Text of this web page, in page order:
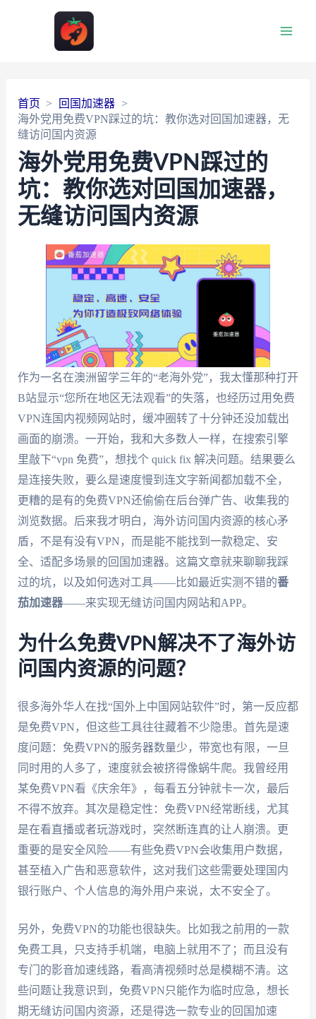
首页
回国加速器
海外党用免费VPN踩过的坑：教你选对回国加速器，无
缝访问国内资源
海外党用免费VPN踩过的
坑：教你选对回国加速器，
无缝访问国内资源
作为一名在澳洲留学三年的“老海外党”，我太懂那种打开
B站显示“您所在地区无法观看”的失落，也经历过用免费
VPN连国内视频网站时，缓冲圈转了十分钟还没加载出
画面的崩溃。一开始，我和大多数人一样，在搜索引擎
里敲下“vpn 免费”，想找个 quick fix 解决问题。结果要么
是连接失败，要么是速度慢到连文字新闻都加载不全，
更糟的是有的免费VPN还偷偷在后台弹广告、收集我的
浏览数据。后来我才明白，海外访问国内资源的核心矛
盾，不是有没有VPN，而是能不能找到一款稳定、安
全、适配多场景的回国加速器。这篇文章就来聊聊我踩
过的坑，以及如何选对工具——比如最近实测不错的番
茄加速器——来实现无缝访问国内网站和APP。
为什么免费VPN解决不了海外访
问国内资源的问题？
很多海外华人在找“国外上中国网站软件”时，第一反应都
是免费VPN，但这些工具往往藏着不少隐患。首先是速
度问题：免费VPN的服务器数量少，带宽也有限，一旦
同时用的人多了，速度就会被挤得像蜗牛爬。我曾经用
某免费VPN看《庆余年》，每看五分钟就卡一次，最后
不得不放弃。其次是稳定性：免费VPN经常断线，尤其
是在看直播或者玩游戏时，突然断连真的让人崩溃。更
重要的是安全风险——有些免费VPN会收集用户数据，
甚至植入广告和恶意软件，这对我们这些需要处理国内
银行账户、个人信息的海外用户来说，太不安全了。
另外，免费VPN的功能也很缺失。比如我之前用的一款
免费工具，只支持手机端，电脑上就用不了；而且没有
专门的影音加速线路，看高清视频时总是模糊不清。这
些问题让我意识到，免费VPN只能作为临时应急，想长
期无缝访问国内资源，还是得选一款专业的回国加速